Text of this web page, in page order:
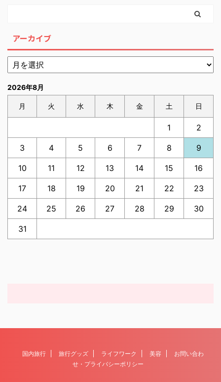
アーカイブ
2026年8月
月 火 水 木 金 土 日
1 2
3 4 5 6 7 8 9
10 11 12 13 14 15 16
17 18 19 20 21 22 23
24 25 26 27 28 29 30
31
国内旅行 旅行グッズ ライフワーク 美容
お問い合わ
せ・プライバシーポリシー